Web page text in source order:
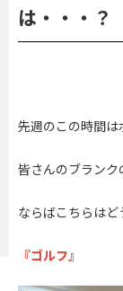
は・・・？
先週のこの時間は
皆さんのブランク
ならばこちらはど
『ゴルフ』